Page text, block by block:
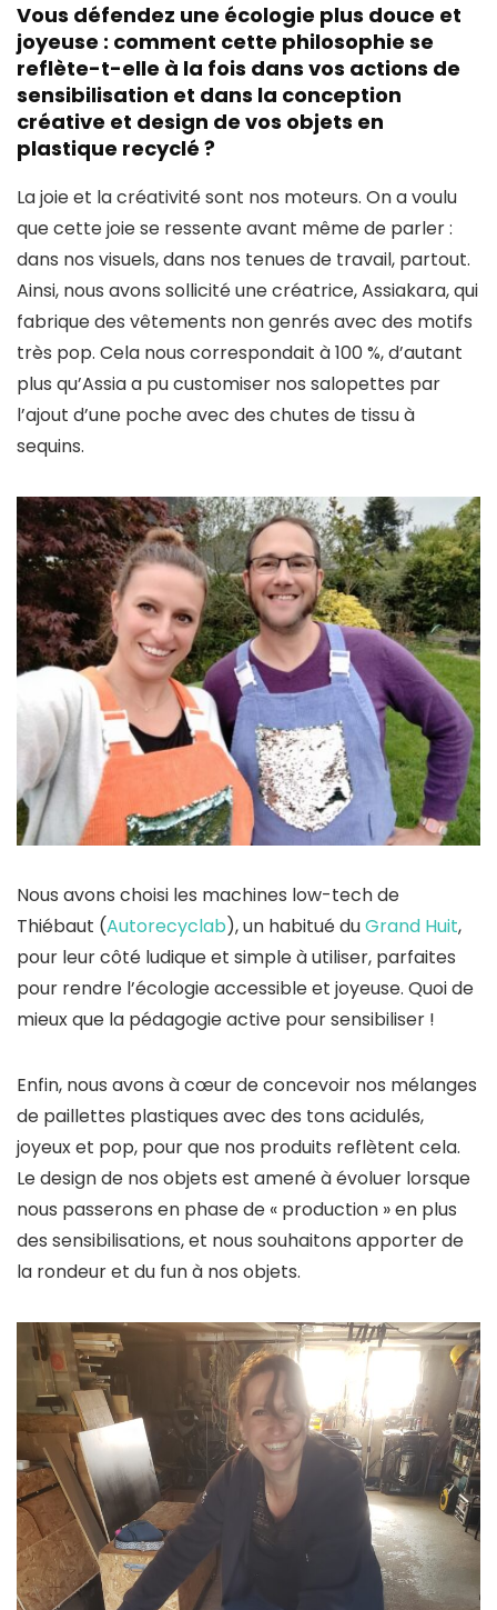
Vous défendez une écologie plus douce et
joyeuse : comment cette philosophie se
reflète-t-elle à la fois dans vos actions de
sensibilisation et dans la conception
créative et design de vos objets en
plastique recyclé ?
La joie et la créativité sont nos moteurs. On a voulu
que cette joie se ressente avant même de parler :
dans nos visuels, dans nos tenues de travail, partout.
Ainsi, nous avons sollicité une créatrice, Assiakara, qui
fabrique des vêtements non genrés avec des motifs
très pop. Cela nous correspondait à 100 %, d’autant
plus qu’Assia a pu customiser nos salopettes par
l’ajout d’une poche avec des chutes de tissu à
sequins.
Nous avons choisi les machines low-tech de
Thiébaut (Autorecyclab), un habitué duGrand Huit,
pour leur côté ludique et simple à utiliser, parfaites
pour rendre l’écologie accessible et joyeuse. Quoi de
mieux que la pédagogie active pour sensibiliser !
Enfin, nous avons à cœur de concevoir nos mélanges
de paillettes plastiques avec des tons acidulés,
joyeux et pop, pour que nos produits reflètent cela.
Le design de nos objets est amené à évoluer lorsque
nous passerons en phase de « production » en plus
des sensibilisations, et nous souhaitons apporter de
la rondeur et du fun à nos objets.